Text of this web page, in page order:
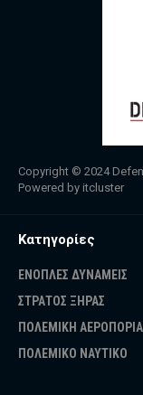
Copyright © 2024
Powered by itcluster
Κατηγορίες
ΕΝΟΠΛΕΣ ΔΥΝΑΜΕΙΣ
ΣΤΡΑΤΟΣ ΞΗΡΑΣ
ΠΟΛΕΜΙΚΗ ΑΕΡΟΠΟΡΙΑ
ΠΟΛΕΜΙΚΟ ΝΑΥΤΙΚΟ